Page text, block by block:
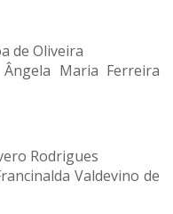
de Oliveira
Maria Ferreira
Rodrigues
Valdevino de